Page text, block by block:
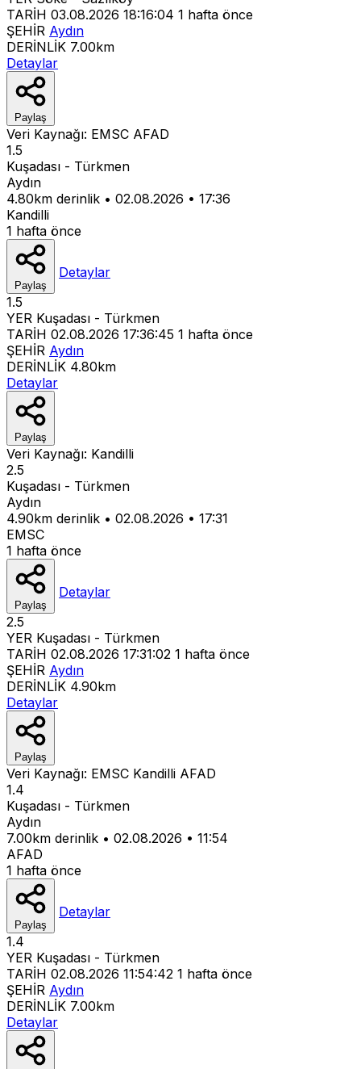
TARİH 03.08.2026 18:16:04 1 hafta önce
ŞEHİR Aydın
DERİNLİK 7.00km
Detaylar
Paylaş
Veri Kaynağı: EMSC AFAD
1.5
Kuşadası - Türkmen
Aydın
4.80km derinlik • 02.08.2026 • 17:36
Kandilli
1 hafta önce
Paylaş
Detaylar
1.5
YER Kuşadası - Türkmen
TARİH 02.08.2026 17:36:45 1 hafta önce
ŞEHİR Aydın
DERİNLİK 4.80km
Detaylar
Paylaş
Veri Kaynağı: Kandilli
2.5
Kuşadası - Türkmen
Aydın
4.90km derinlik • 02.08.2026 • 17:31
EMSC
1 hafta önce
Paylaş
Detaylar
2.5
YER Kuşadası - Türkmen
TARİH 02.08.2026 17:31:02 1 hafta önce
ŞEHİR Aydın
DERİNLİK 4.90km
Detaylar
Paylaş
Veri Kaynağı: EMSC Kandilli AFAD
1.4
Kuşadası - Türkmen
Aydın
7.00km derinlik • 02.08.2026 • 11:54
AFAD
1 hafta önce
Paylaş
Detaylar
1.4
YER Kuşadası - Türkmen
TARİH 02.08.2026 11:54:42 1 hafta önce
ŞEHİR Aydın
DERİNLİK 7.00km
Detaylar